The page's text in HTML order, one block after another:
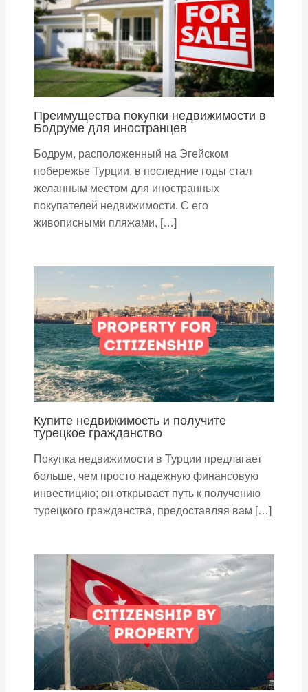
Преимущества покупки недвижимости в
Бодруме для иностранцев
Бодрум, расположенный на Эгейском
побережье Турции, в последние годы стал
желанным местом для иностранных
покупателей недвижимости. С его
живописными пляжами, […]
Купите недвижимость и получите
турецкое гражданство
Покупка недвижимости в Турции предлагает
больше, чем просто надежную финансовую
инвестицию; он открывает путь к получению
турецкого гражданства, предоставляя вам […]